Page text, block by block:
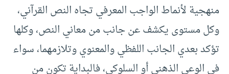
منهجية لأنماط الواجب المعرفي تجاه النص القرآني،
وكل مستوى يكشف عن جانب من معاني النص، وكلها
تؤكد بعدي الجانب اللفظي والمعنوي وتلازمهما، سواء
في الوعي الذهني أو السلوكي، فالبداية تكون من